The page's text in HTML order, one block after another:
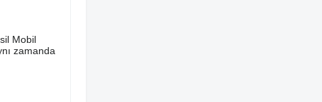
Mobil
zamanda